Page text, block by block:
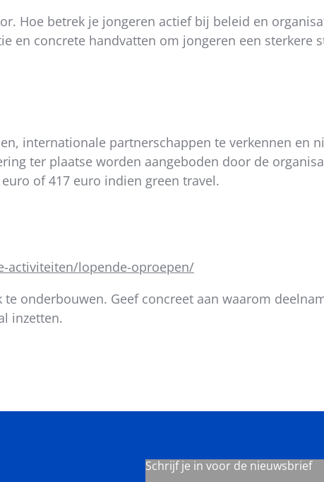
Hoe betrek je jongeren actief bij beleid en
en concrete handvatten om jongeren een sterkere
internationale partnerschappen te verkennen en
ter plaatse worden aangeboden door de
of 417 euro indien green travel.
activiteiten/lopende-oproepen/
onderbouwen. Geef concreet aan waarom
inzetten.
Schrijf je in voor de nieuwsbrief